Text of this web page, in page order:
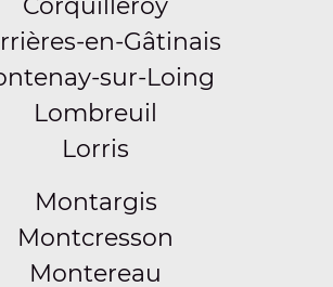
Corquilleroy
en-Gâtinais
sur-Loing
Lombreuil
Lorris
Montargis
Montcresson
Montereau